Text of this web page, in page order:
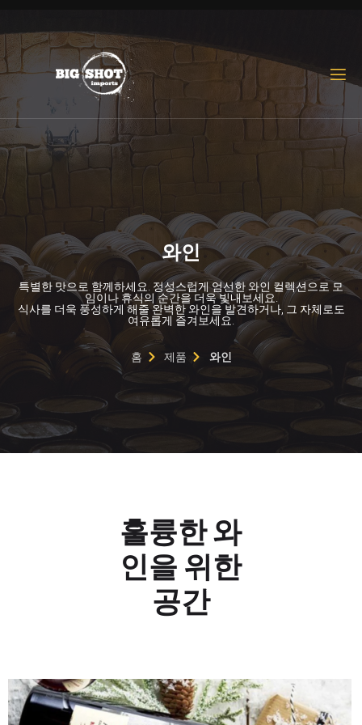
와인
특별한 맛으로 함께하세요. 정성스럽게 엄선한 와인 컬렉션으로 모
임이나 휴식의 순간을 더욱 빛내보세요.
식사를 더욱 풍성하게 해줄 완벽한 와인을 발견하거나, 그 자체로도
여유롭게 즐겨보세요.
홈 제품 와인​
훌륭한 와
인을 위한
공간